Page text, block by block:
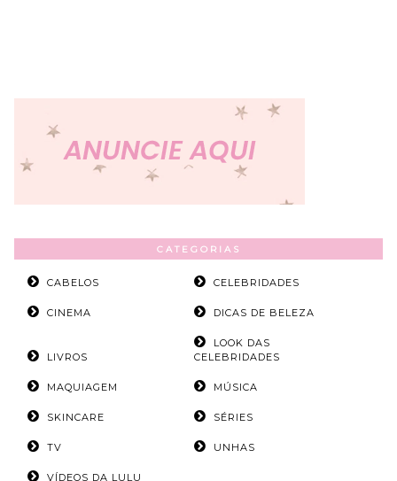
CATEGORIAS
CABELOS CELEBRIDADES
CINEMA DICAS DE BELEZA
LIVROS
LOOK DAS
CELEBRIDADES
MAQUIAGEM MÚSICA
SKINCARE SÉRIES
TV UNHAS
VÍDEOS DA LULU